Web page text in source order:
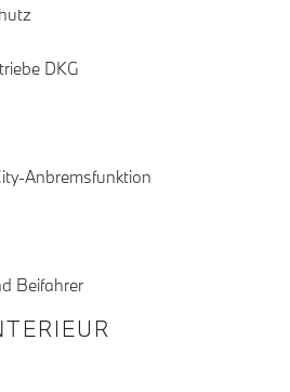
DKG
Anbremsfunktion
Beifahrer